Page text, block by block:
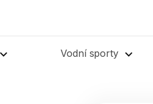
Vodní sporty